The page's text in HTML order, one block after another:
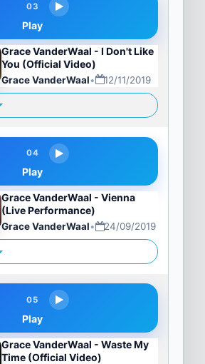
03
Play
Grace VanderWaal - I Don't Like
You (Official Video)
Grace VanderWaal• 12/11/2019
04
Play
Grace VanderWaal - Vienna
(Live Performance)
Grace VanderWaal• 24/09/2019
05
Play
Grace VanderWaal - Waste My
Time (Official Video)